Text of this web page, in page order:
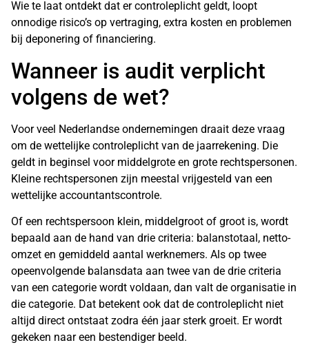
Wie te laat ontdekt dat er controleplicht geldt, loopt
onnodige risico’s op vertraging, extra kosten en problemen
bij deponering of financiering.
Wanneer is audit verplicht
volgens de wet?
Voor veel Nederlandse ondernemingen draait deze vraag
om de wettelijke controleplicht van de jaarrekening. Die
geldt in beginsel voor middelgrote en grote rechtspersonen.
Kleine rechtspersonen zijn meestal vrijgesteld van een
wettelijke accountantscontrole.
Of een rechtspersoon klein, middelgroot of groot is, wordt
bepaald aan de hand van drie criteria: balanstotaal, netto-
omzet en gemiddeld aantal werknemers. Als op twee
opeenvolgende balansdata aan twee van de drie criteria
van een categorie wordt voldaan, dan valt de organisatie in
die categorie. Dat betekent ook dat de controleplicht niet
altijd direct ontstaat zodra één jaar sterk groeit. Er wordt
gekeken naar een bestendiger beeld.